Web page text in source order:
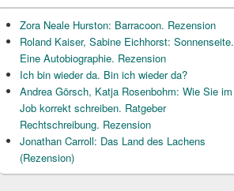
Zora Neale Hurston: Barracoon. Rezension
Roland Kaiser, Sabine Eichhorst: Sonnenseite.
Eine Autobiographie. Rezension
Ich bin wieder da. Bin ich wieder da?
Andrea Görsch, Katja Rosenbohm: Wie Sie im
Job korrekt schreiben. Ratgeber
Rechtschreibung. Rezension
Jonathan Carroll: Das Land des Lachens
(Rezension)